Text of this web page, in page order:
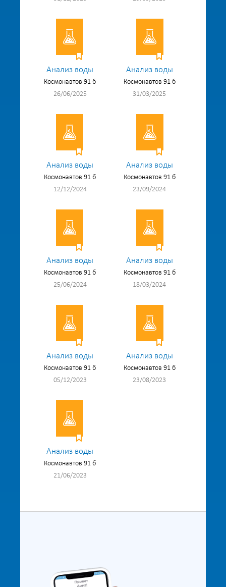
Анализ воды
Космонавтов 91 б
26/06/2025
Анализ воды
Космонавтов 91 б
31/03/2025
Анализ воды
Космонавтов 91 б
12/12/2024
Анализ воды
Космонавтов 91 б
23/09/2024
Анализ воды
Космонавтов 91 б
25/06/2024
Анализ воды
Космонавтов 91 б
18/03/2024
Анализ воды
Космонавтов 91 б
05/12/2023
Анализ воды
Космонавтов 91 б
23/08/2023
Анализ воды
Космонавтов 91 б
21/06/2023